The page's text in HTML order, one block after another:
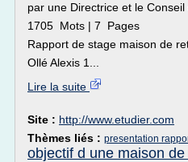
par une Directrice et le Conseil
1705 Mots | 7 Pages
Rapport de stage maison de
Ollé Alexis 1...
Lire la suite
Site : http://www.etudier.com
Thèmes liés : presentation
objectif d une maison